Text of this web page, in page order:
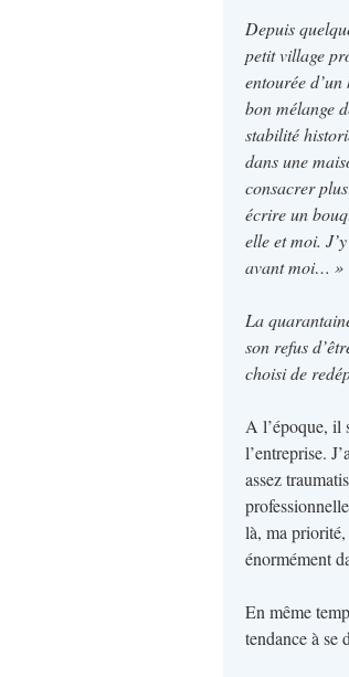
Depuis
petit village
entourée
bon mélange
stabilité
dans une
consacrer
écrire un
elle et moi.
avant moi… »
La
son refus
choisi de
A l’époque, il
l’entreprise.
assez
là, ma priorité,
énormément
En même
tendance à se